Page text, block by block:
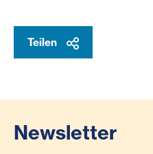
Teilen
Newsletter